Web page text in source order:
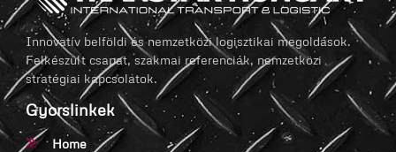
Innovatív belföldi és nemzetközi logisztikai megoldások.
Felkészült csapat, szakmai referenciák, nemzetközi
stratégiai kapcsolatok.
Gyorslinkek
Home